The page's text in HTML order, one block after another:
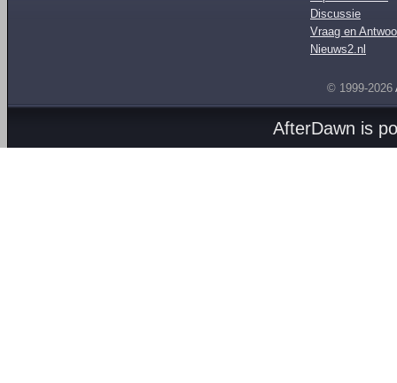
Discussie
Vraag en
Nieuws2.nl
© 1999-2026
AfterDawn is